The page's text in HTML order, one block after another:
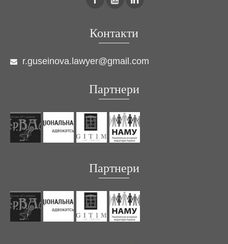
Контакти
r.guseinova.lawyer@gmail.com
Партнери
Партнери